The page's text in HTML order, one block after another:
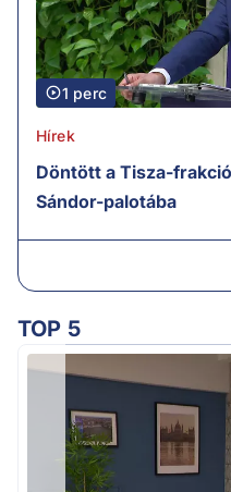
1 perc
Hírek
Döntött a Tisza-
Sándor-palotába
TOP 5